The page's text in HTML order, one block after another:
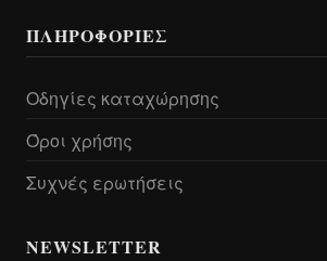
ΠΛΗΡΟΦΟΡΊΕΣ
Οδηγίες καταχώρησης
Όροι χρήσης
Συχνές ερωτήσεις
NEWSLETTER